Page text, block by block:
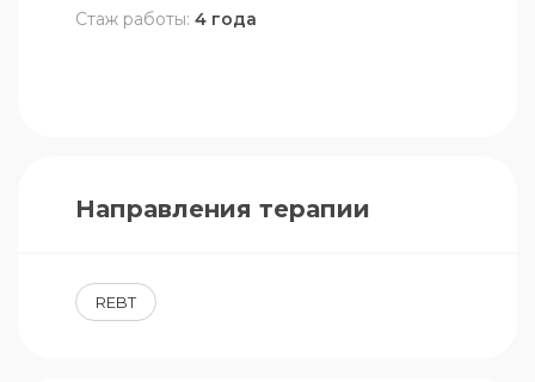
Стаж работы: 4 года
Направления терапии
REBT